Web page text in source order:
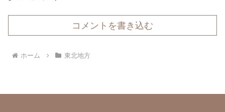
コメントを書き込む
ホーム 東北地方